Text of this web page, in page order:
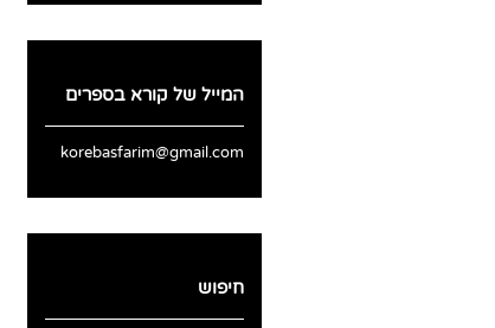
המייל של קורא בספרים
korebasfarim@gmail.com
חיפוש